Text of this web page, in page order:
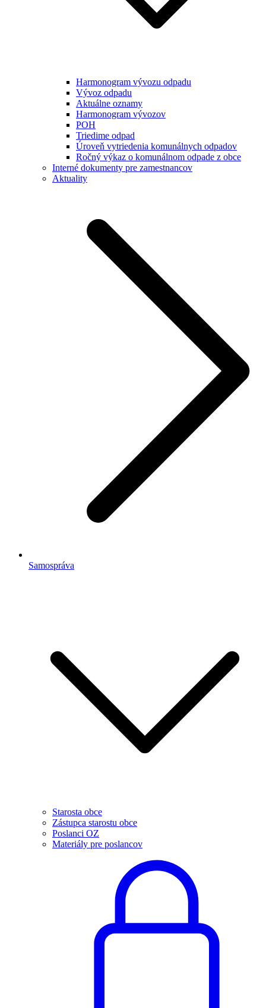
Harmonogram vývozu odpadu
Vývoz odpadu
Aktuálne oznamy
Harmonogram vývozov
POH
Triedime odpad
Úroveň vytriedenia komunálnych odpadov
Ročný výkaz o komunálnom odpade z obce
Interné dokumenty pre zamestnancov
Aktuality
Samospráva
Starosta obce
Zástupca starostu obce
Poslanci OZ
Materiály pre poslancov